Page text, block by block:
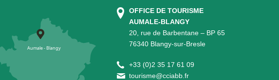
OFFICE DE TOURISME
AUMALE-BLANGY
20, rue de Barbentane – BP 65
76340 Blangy-sur-Bresle
+33 (0)2 35 17 61 09
tourisme@cciabb.fr